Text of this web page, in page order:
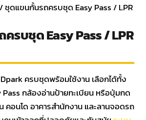
/ชุดแขนกั้นรถครบชุด Easy Pass / LPR
รบชุด Easy Pass / LPR
ครบชุดพร้อมใช้งาน เลือกได้ทั้ง
กล้องอ่านป้ายทะเบียน หรือปุ่มกด
คอนโด อาคารสำนักงาน และลานจอดรถ